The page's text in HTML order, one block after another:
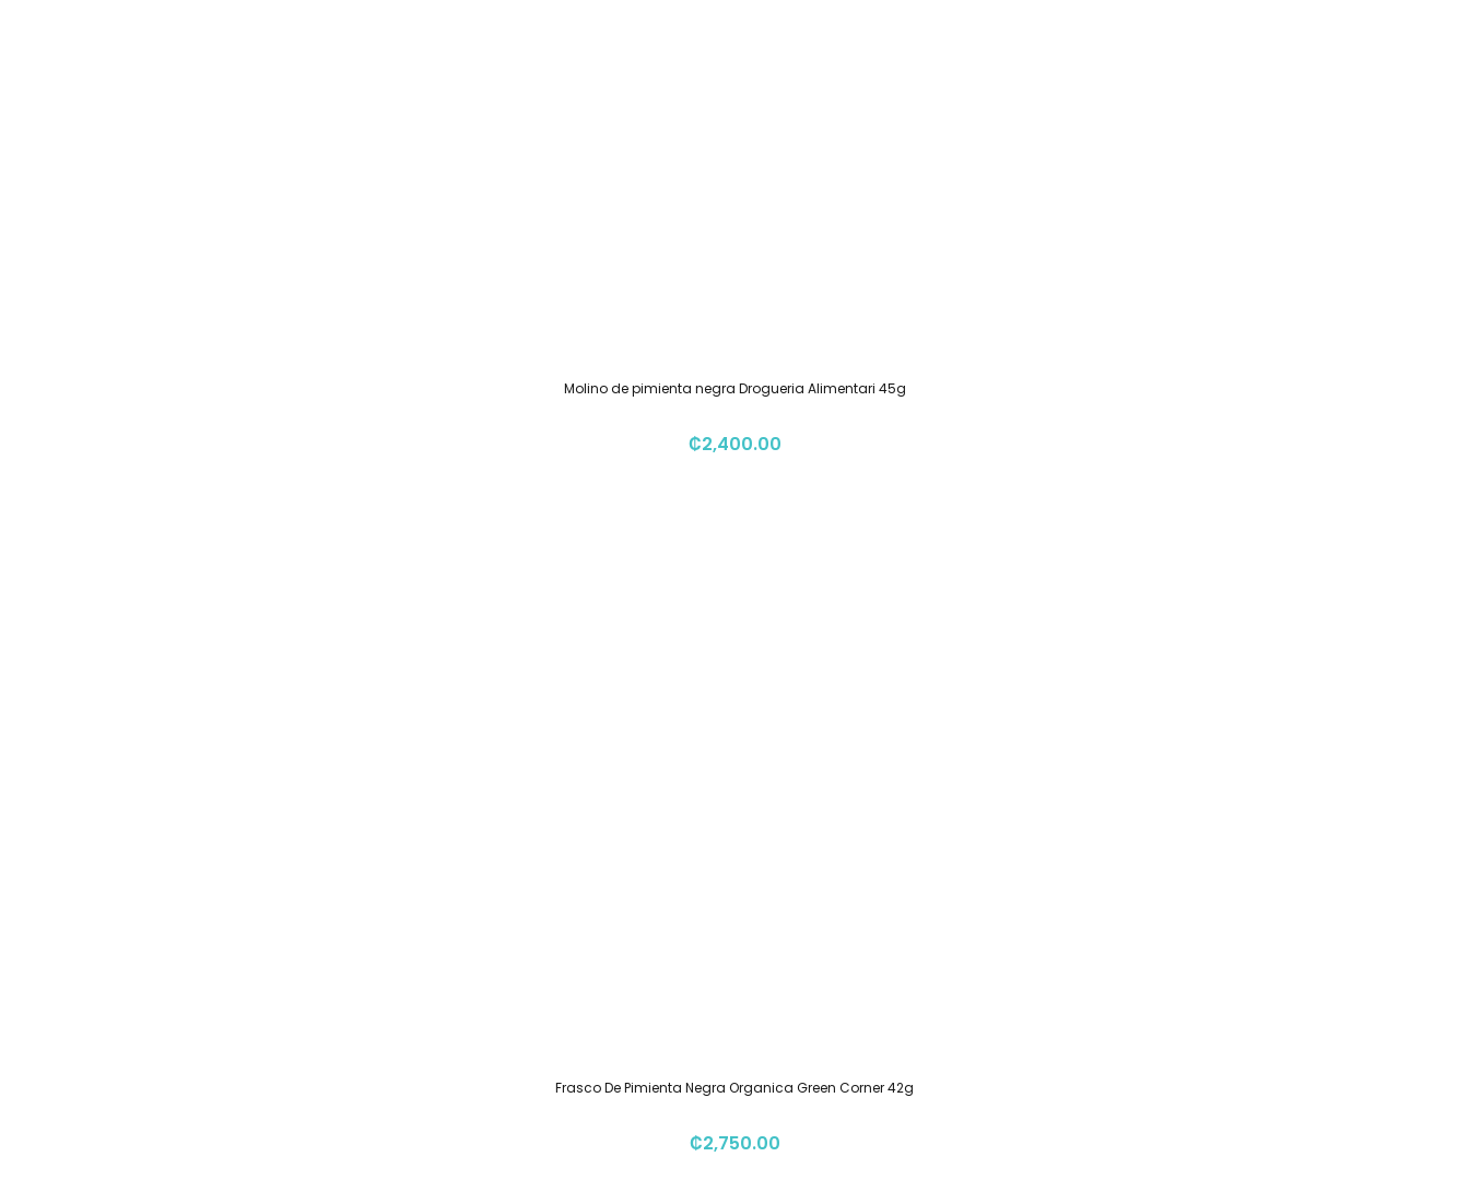
Molino de pimienta negra Drogueria Alimentari 45g
₡2,400.00
Frasco De Pimienta Negra Organica Green Corner 42g
₡2,750.00